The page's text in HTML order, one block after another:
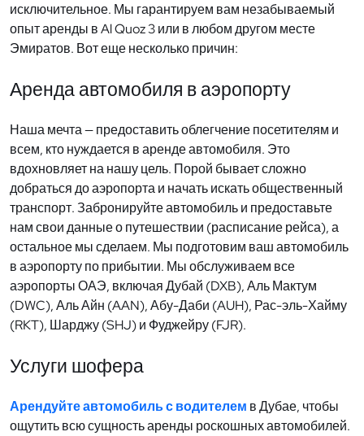
исключительное. Мы гарантируем вам незабываемый
опыт аренды в Al Quoz 3 или в любом другом месте
Эмиратов. Вот еще несколько причин:
Аренда автомобиля в аэропорту
Наша мечта — предоставить облегчение посетителям и
всем, кто нуждается в аренде автомобиля. Это
вдохновляет на нашу цель. Порой бывает сложно
добраться до аэропорта и начать искать общественный
транспорт. Забронируйте автомобиль и предоставьте
нам свои данные о путешествии (расписание рейса), а
остальное мы сделаем. Мы подготовим ваш автомобиль
в аэропорту по прибытии. Мы обслуживаем все
аэропорты ОАЭ, включая Дубай (DXB), Аль Мактум
(DWC), Аль Айн (AAN), Абу-Даби (AUH), Рас-эль-Хайму
(RKT), Шарджу (SHJ) и Фуджейру (FJR).
Услуги шофера
Арендуйте автомобиль с водителем в Дубае, чтобы
ощутить всю сущность аренды роскошных автомобилей.